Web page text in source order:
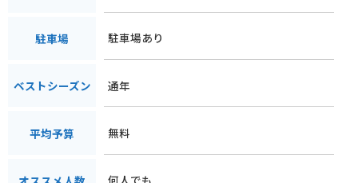
駐車場 駐車場あり
ベストシーズン 通年
平均予算 無料